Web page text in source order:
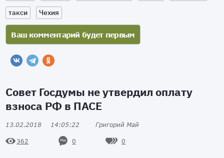
такси
Чехия
Совет Госдумы не утвердил оплату
взноса РФ в ПАСЕ
13.02.2018 14:05:22 Григорий Май
362 0 0